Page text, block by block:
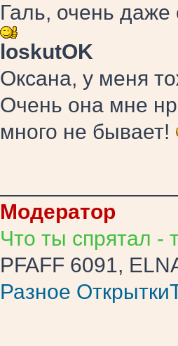
Галь, очень даже
loskutOK
Оксана, у меня
Очень она мне
много не бывает!
Модератор
Что ты спрятал -
PFAFF 6091,
Разное Открытки